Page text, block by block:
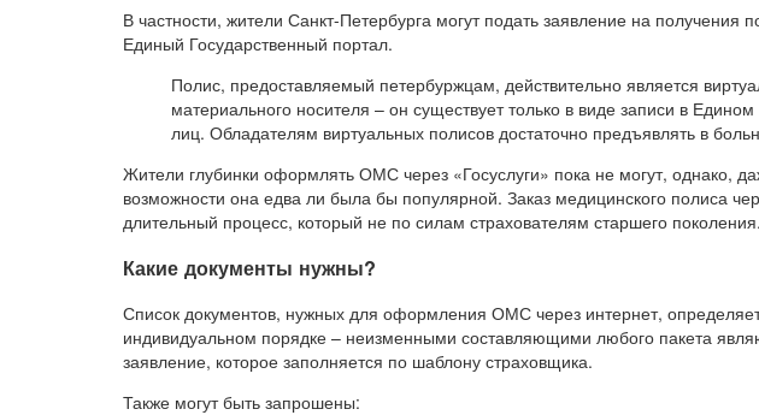
В частности, жители Санкт-Петербурга могут подать заявление на получения
Единый Государственный портал.
Полис, предоставляемый петербуржцам, действительно является
материального носителя – он существует только в виде записи в
лиц. Обладателям виртуальных полисов достаточно предъявлять в
Жители глубинки оформлять ОМС через «Госуслуги» пока не могут, однако,
возможности она едва ли была бы популярной. Заказ медицинского полиса
длительный процесс, который не по силам страхователям старшего поколения.
Какие документы нужны?
Список документов, нужных для оформления ОМС через интернет,
индивидуальном порядке – неизменными составляющими любого пакета
заявление, которое заполняется по шаблону страховщика.
Также могут быть запрошены: